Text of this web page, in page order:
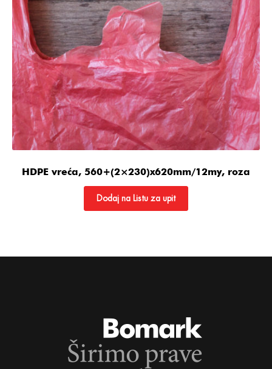
HDPE vreća, 560+(2×230)x620mm/12my, roza
Dodaj na Listu za upit